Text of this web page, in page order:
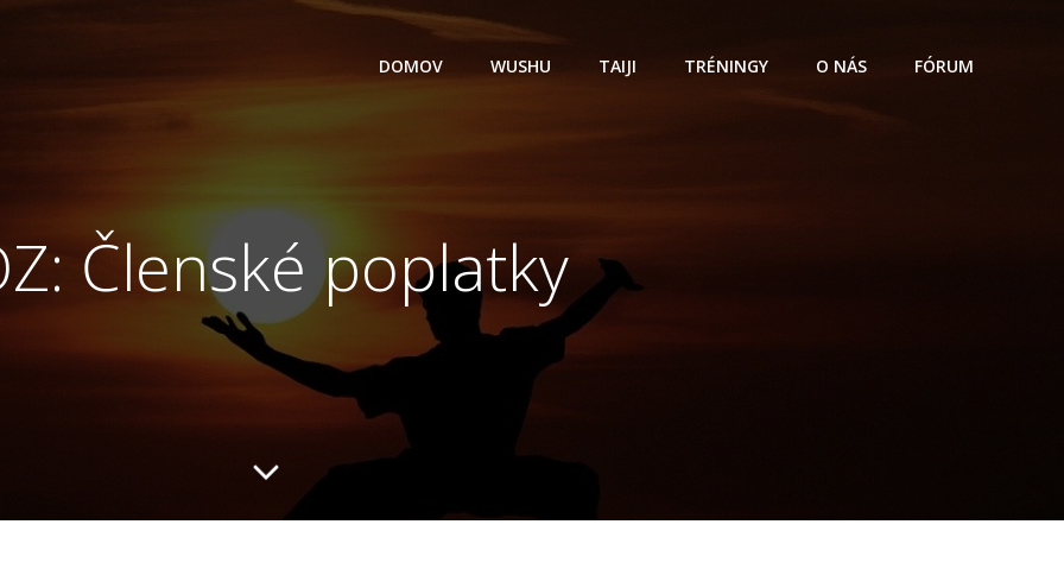
DOMOV WUSHU TAIJI TRÉNINGY O NÁS FÓRUM
Členské poplatky